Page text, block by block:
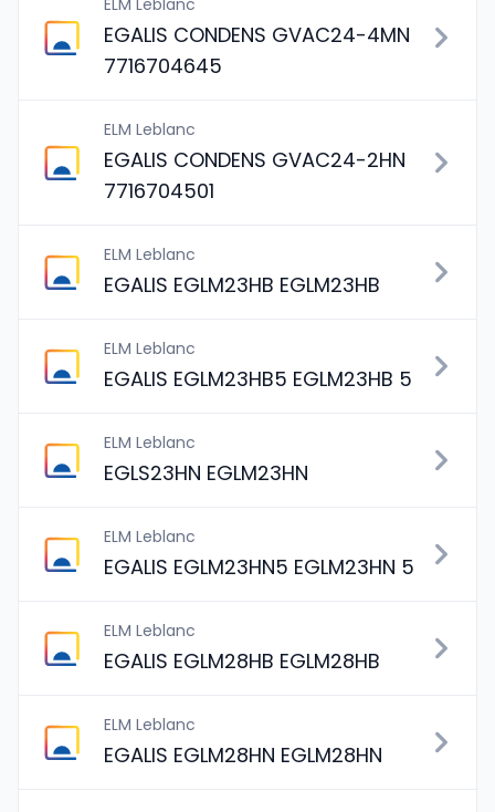
ELM Leblanc
EGALIS CONDENS GVAC24-4MN
7716704645
ELM Leblanc
EGALIS CONDENS GVAC24-2HN
7716704501
ELM Leblanc
EGALIS EGLM23HB EGLM23HB
ELM Leblanc
EGALIS EGLM23HB5 EGLM23HB 5
ELM Leblanc
EGLS23HN EGLM23HN
ELM Leblanc
EGALIS EGLM23HN5 EGLM23HN 5
ELM Leblanc
EGALIS EGLM28HB EGLM28HB
ELM Leblanc
EGALIS EGLM28HN EGLM28HN